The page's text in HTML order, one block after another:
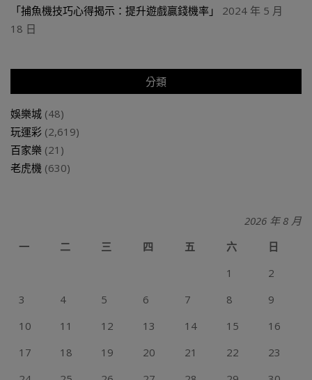
「捕魚機技巧心得揭示：提升遊戲贏錢機率」
2024 年 5 月
18 日
分類
娛樂城 (48)
玩運彩 (2,619)
百家樂 (21)
老虎機 (630)
2026 年 8 月
一
二 三 四 五 六
日
1
2
3
4 5 6 7 8
9
10
11 12 13 14 15
16
17
18 19 20 21 22
23